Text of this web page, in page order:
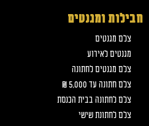
חבילות ומגנטים
צלם מגנטים
מגנטים לאירוע
צלם מגנטים לחתונה
צלם חתונה עד 5,000 ₪
צלם לחתונה בבית הכנסת
צלם לחתונת שישי